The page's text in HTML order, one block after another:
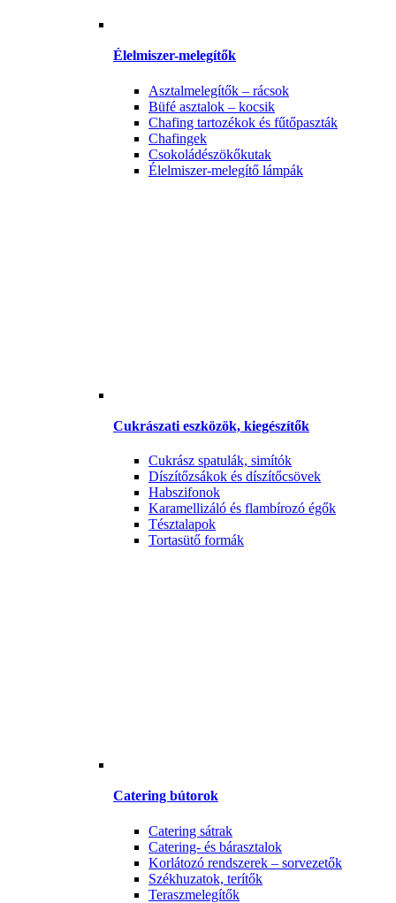
Élelmiszer-melegítők
Asztalmelegítők – rácsok
Büfé asztalok – kocsik
Chafing tartozékok és fűtőpaszták
Chafingek
Csokoládészökőkutak
Élelmiszer-melegítő lámpák
Cukrászati eszközök, kiegészítők
Cukrász spatulák, simítók
Díszítőzsákok és díszítőcsövek
Habszifonok
Karamellizáló és flambírozó égők
Tésztalapok
Tortasütő formák
Catering bútorok
Catering sátrak
Catering- és bárasztalok
Korlátozó rendszerek – sorvezetők
Székhuzatok, terítők
Teraszmelegítők